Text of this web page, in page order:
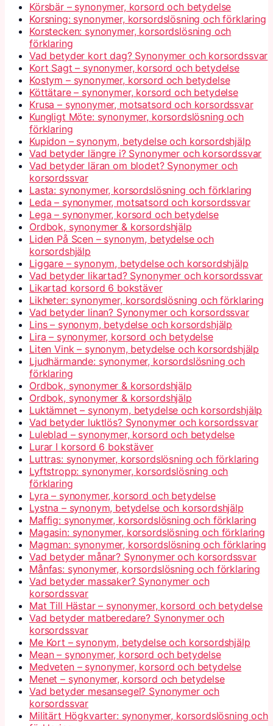
Körsbär – synonymer, korsord och betydelse
Korsning: synonymer, korsordslösning och förklaring
Korstecken: synonymer, korsordslösning och
förklaring
Vad betyder kort dag? Synonymer och korsordssvar
Kort Sagt – synonymer, korsord och betydelse
Kostym – synonymer, korsord och betydelse
Köttätare – synonymer, korsord och betydelse
Krusa – synonymer, motsatsord och korsordssvar
Kungligt Möte: synonymer, korsordslösning och
förklaring
Kupidon – synonym, betydelse och korsordshjälp
Vad betyder längre i? Synonymer och korsordssvar
Vad betyder läran om blodet? Synonymer och
korsordssvar
Lasta: synonymer, korsordslösning och förklaring
Leda – synonymer, motsatsord och korsordssvar
Lega – synonymer, korsord och betydelse
Ordbok, synonymer & korsordshjälp
Liden På Scen – synonym, betydelse och
korsordshjälp
Liggare – synonym, betydelse och korsordshjälp
Vad betyder likartad? Synonymer och korsordssvar
Likartad korsord 6 bokstäver
Likheter: synonymer, korsordslösning och förklaring
Vad betyder linan? Synonymer och korsordssvar
Lins – synonym, betydelse och korsordshjälp
Lira – synonymer, korsord och betydelse
Liten Vink – synonym, betydelse och korsordshjälp
Ljudhärmande: synonymer, korsordslösning och
förklaring
Ordbok, synonymer & korsordshjälp
Ordbok, synonymer & korsordshjälp
Luktämnet – synonym, betydelse och korsordshjälp
Vad betyder luktlös? Synonymer och korsordssvar
Luleblad – synonymer, korsord och betydelse
Lurar I korsord 6 bokstäver
Luttras: synonymer, korsordslösning och förklaring
Lyftstropp: synonymer, korsordslösning och
förklaring
Lyra – synonymer, korsord och betydelse
Lystna – synonym, betydelse och korsordshjälp
Maffig: synonymer, korsordslösning och förklaring
Magasin: synonymer, korsordslösning och förklaring
Magman: synonymer, korsordslösning och förklaring
Vad betyder månar? Synonymer och korsordssvar
Månfas: synonymer, korsordslösning och förklaring
Vad betyder massaker? Synonymer och
korsordssvar
Mat Till Hästar – synonymer, korsord och betydelse
Vad betyder matberedare? Synonymer och
korsordssvar
Me Kort – synonym, betydelse och korsordshjälp
Mean – synonymer, korsord och betydelse
Medveten – synonymer, korsord och betydelse
Menet – synonymer, korsord och betydelse
Vad betyder mesansegel? Synonymer och
korsordssvar
Militärt Högkvarter: synonymer, korsordslösning och